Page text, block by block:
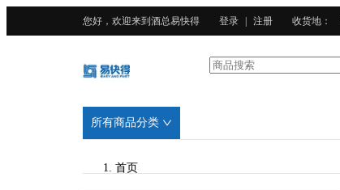
您好，欢迎来到酒总易快得 登录 注册 收货地 ：
所有商品分类
首页